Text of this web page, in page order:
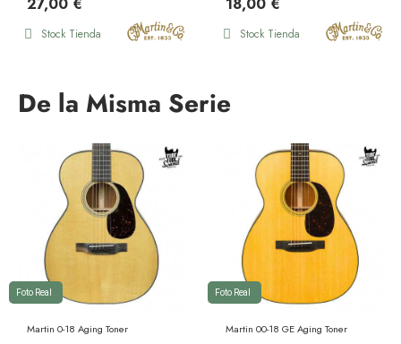
Stock Tienda Stock Tienda
De la Misma Serie
Martin 0-18 Aging Toner
Foto Real
Martin 00-18 GE Aging Toner
Foto Real